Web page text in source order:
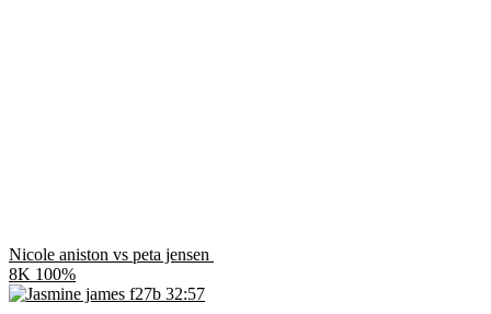
Nicole aniston vs peta jensen
8K 100%
32:57